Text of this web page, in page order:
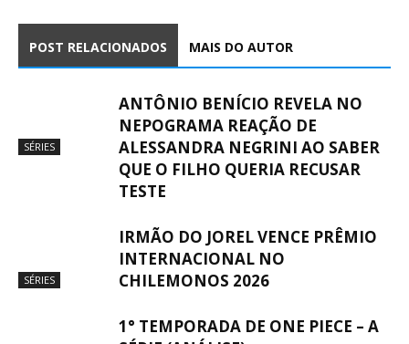
POST RELACIONADOS MAIS DO AUTOR
SÉRIES
ANTÔNIO BENÍCIO REVELA NO
NEPOGRAMA REAÇÃO DE
ALESSANDRA NEGRINI AO SABER
QUE O FILHO QUERIA RECUSAR
TESTE
SÉRIES
IRMÃO DO JOREL VENCE PRÊMIO
INTERNACIONAL NO
CHILEMONOS 2026
1° TEMPORADA DE ONE PIECE – A